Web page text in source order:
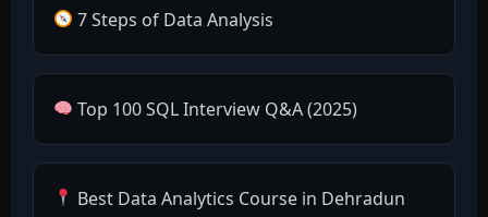
7 Steps of Data Analysis
Top 100 SQL Interview Q&A (2025)
Best Data Analytics Course in Dehradun